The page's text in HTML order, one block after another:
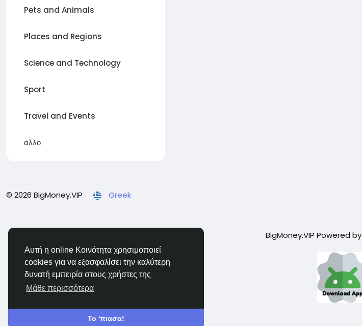
Αυτή η online Κοινότητα χρησιμοποιεί
cookies για να εξασφαλίσει την καλύτερη
δυνατή εμπειρία στους χρήστες της
Μάθε περισσότερα
Το 'πιασα!
Pets and Animals
Places and Regions
Science and Technology
Sport
Travel and Events
άλλο
© 2026 BigMoney.VIP Greek
BigMoney.VIP Powered by